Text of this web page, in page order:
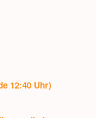
12:40 Uhr)